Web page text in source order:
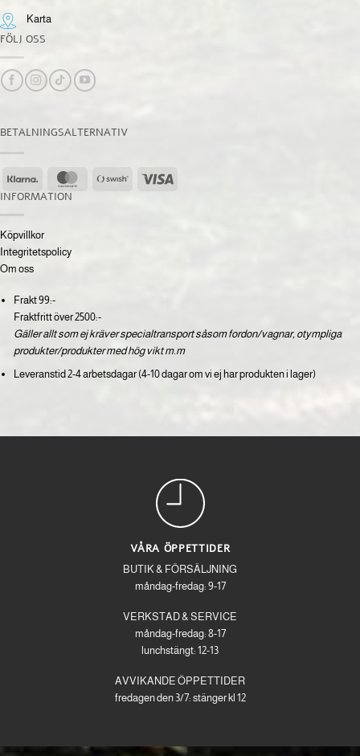
Karta
FÖLJ OSS
BETALNINGSALTERNATIV
Klarna MasterCardSwish
(SE)
INFORMATION
Köpvillkor
Integritetspolicy
Om oss
Frakt 99:-
Fraktfritt över 2500:-
Gäller allt som ej kräver specialtransport såsom fordon/vagnar, otympliga
produkter/produkter med hög vikt m.m
Leveranstid 2-4 arbetsdagar (4-10 dagar om vi ej har produkten i lager)
VÅRA ÖPPETTIDER
BUTIK & FÖRSÄLJNING
måndag-fredag: 9-17
VERKSTAD & SERVICE
måndag-fredag: 8-17
lunchstängt: 12-13
AVVIKANDE ÖPPETTIDER
fredagen den 3/7: stänger kl 12